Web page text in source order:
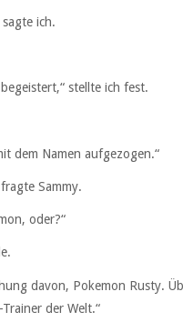
sagte ich.
stellte ich fest.
dem Namen aufgezogen.“
Sammy.
oder?“
davon, Pokemon Rusty.
der Welt.“